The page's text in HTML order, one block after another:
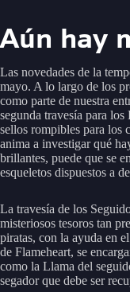
Aún hay
Las novedades de la
mayo. A lo largo de los
como parte de nuestra
segunda travesía para
sellos rompibles para los
anima a investigar qué
brillantes, puede que se
esqueletos dispuestos a
La travesía de los
misteriosos tesoros tan
piratas, con la ayuda en
de Flameheart, se
como la Llama del
segador que debe ser